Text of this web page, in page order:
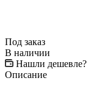
Под заказ
В наличии
Нашли дешевле?
Описание